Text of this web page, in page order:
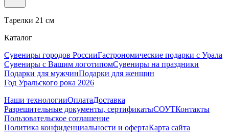
Тарелки 21 см
Каталог
Сувениры городов РоссииГастрономические подарки с Урала
Сувениры с Вашим логотипомСувениры на праздники
Подарки для мужчинПодарки для женщин
Год Уральского рока 2026
Наши технологииОплатаДоставка
Разрешительные документы, сертификатыСОУТКонтакты
Пользовательское соглашение
Политика конфиденциальности и офертаКарта сайта